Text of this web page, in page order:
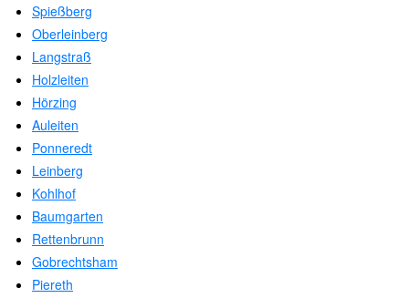
Spießberg
Oberleinberg
Langstraß
Holzleiten
Hörzing
Auleiten
Ponneredt
Leinberg
Kohlhof
Baumgarten
Rettenbrunn
Gobrechtsham
Piereth